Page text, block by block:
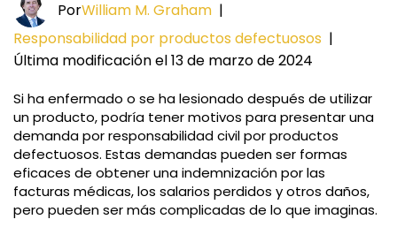
PorWilliam M. Graham |
Responsabilidad por productos defectuosos |
Última modificación el 13 de marzo de 2024
Si ha enfermado o se ha lesionado después de utilizar
un producto, podría tener motivos para presentar una
demanda por responsabilidad civil por productos
defectuosos. Estas demandas pueden ser formas
eficaces de obtener una indemnización por las
facturas médicas, los salarios perdidos y otros daños,
pero pueden ser más complicadas de lo que imaginas.